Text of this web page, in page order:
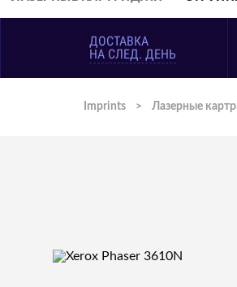
ДОСТАВКА
НА СЛЕД. ДЕНЬ
Imprints > Лазерные